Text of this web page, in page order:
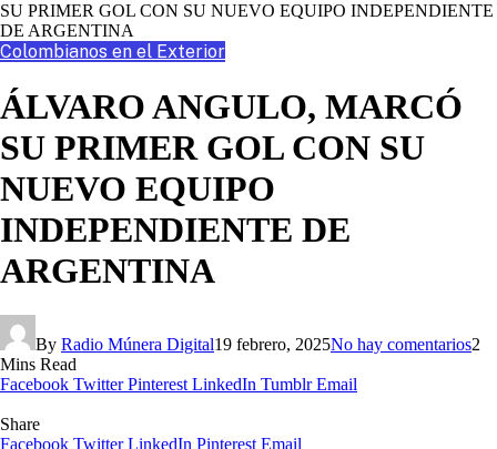
SU PRIMER GOL CON SU NUEVO EQUIPO INDEPENDIENTE
DE ARGENTINA
Colombianos en el Exterior
ÁLVARO ANGULO, MARCÓ
SU PRIMER GOL CON SU
NUEVO EQUIPO
INDEPENDIENTE DE
ARGENTINA
By Radio Múnera Digital19 febrero, 2025No hay comentarios2
Mins Read
Facebook Twitter Pinterest LinkedIn Tumblr Email
Share
Facebook Twitter LinkedIn Pinterest Email